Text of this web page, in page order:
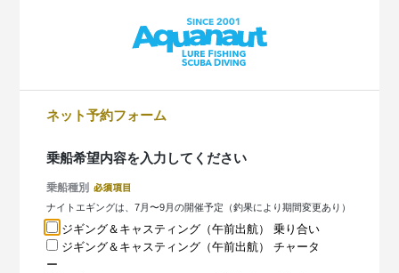
ネット予約フォーム
乗船希望内容を入力してください
乗船種別
ナイトエギングは、7月〜9月の開催予定（釣果により期間変更あり）
ジギング＆キャスティング（午前出航） 乗り合い
ジギング＆キャスティング（午前出航） チャータ
ー